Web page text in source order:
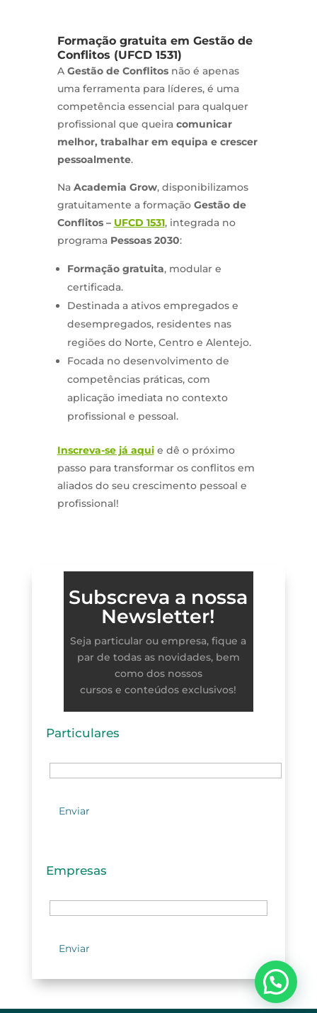
Formação gratuita em Gestão de
Conflitos (UFCD 1531)
A Gestão de Conflitosnão é apenas
uma ferramenta para líderes, é uma
competência essencial para qualquer
profissional que queira comunicar
melhor, trabalhar em equipa e crescer
pessoalmente.
Na Academia Grow, disponibilizamos
gratuitamente a formação Gestão de
Conflitos – UFCD 1531, integrada no
programa Pessoas 2030:
Formação gratuita, modular e
certificada.
Destinada a ativos empregados e
desempregados, residentes nas
regiões do Norte, Centro e Alentejo.
Focada no desenvolvimento de
competências práticas, com
aplicação imediata no contexto
profissional e pessoal.
Inscreva-se já aqui e dê o próximo
passo para transformar os conflitos em
aliados do seu crescimento pessoal e
profissional!
Subscreva a nossa
Newsletter!
Seja particular ou empresa, fique a
par de todas as novidades, bem
como dos nossos
cursos e conteúdos exclusivos!
Particulares
Empresas